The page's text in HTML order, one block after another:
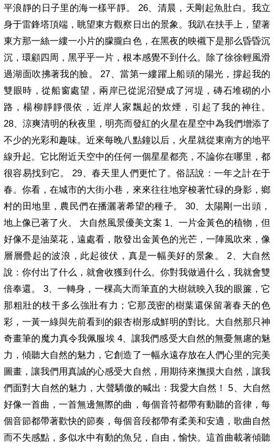
平浪靜的日子里的海一樣平靜。 26、清晨，天剛起魚肚白。我立
身于雷鋒塔頂端，眺望東方觀察日出的景象。我趴在扶手上，望著
東方那一絲一縷一小片的朦朧白色，在黑夜的映襯下是那么昏昏沉
沉，環顧四周，黑乎乎一片，根本感覺不到什么。除了徐徐輕風滑
過湖面吹拂著我的臉。 27、當第一縷躍上船頭的陽光，撐起我的
雙眼時，從船窗處望，兩岸已從泥沼變成了河堤，磚石堆砌的小
路，楊柳靜靜偎依，近岸人家飄起的炊煙，引起了我的神往。
28、涼爽清明的秋夜里，明亮而發紅的火星在星空中為我們增添了
不少的光彩和趣味。近來每晚八點鐘以后，火星就從東南方的地平
線升起。它比附近天空中的任何一個星星都亮，不論你在哪里，都
很容易找到它。 29、春天里人們更忙了。俗話說：一年之計在于
春。你看，在城市的大街小巷，來來往往地穿梭著忙碌的身影，鄉
村的田地里，農民們在播灑著希望的種子。 30、太陽剛一出頭，
地上像已著了火。 大自然風景優美文案 1、一片金黃色的植物，但
好像不是油菜花，遠處看，散發出金黃色的光芒，一陣風吹來，像
層層疊起的波浪，此起彼伏，真是一幅美好的景象。 2、大自然
說：你付出了什么，就會收獲到什么。你對我做過什么，我就會雙
倍奉還。 3、一轉身，一棵高大而筆直的大樹就映入我的眼簾，它
那粗壯的枝干多么強壯有力；它那茂密的樹葉還保留著春天的色
彩，一黃一綠與先前看到的銀杏樹形成鮮明的對比。大自然那只神
奇畫筆的魔力真令我佩服埃 4、讓我們感受大自然的無憂無慮的魅
力，傾聽大自然的魅力，它創造了一幅永遠存放在人們心里的完美
圖畫，讓我們用真誠的心感受大自然，用期待來撫摸大自然，讓我
們面對大自然的魅力，大聲驕傲的喊出：我愛大自然！ 5、大自然
好像一首曲，一首無邊無際的曲，每個音符都帶有動聽的音律，每
個音節都帶著歡快的節奏，每個音段都帶有柔美和安適，歌曲自然
而不失感點，多似水中有動的魚兒，自由，愉快。這首曲載著傾聽